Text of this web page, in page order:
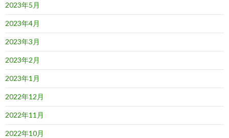
2023年5月
2023年4月
2023年3月
2023年2月
2023年1月
2022年12月
2022年11月
2022年10月